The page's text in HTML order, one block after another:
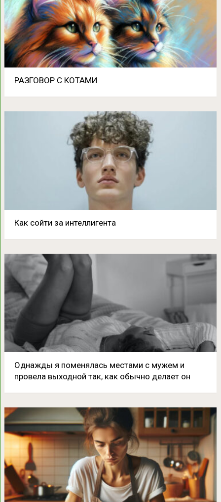
РАЗГОВОР С КОТАМИ
Как сойти за интеллигента
Однажды я поменялась местами с мужем и
провела выходной так, как обычно делает он